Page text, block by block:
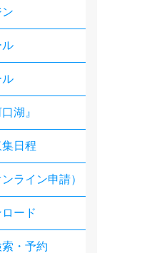
ル
ル
湖』
日程
ライン申請）
ード
・予約